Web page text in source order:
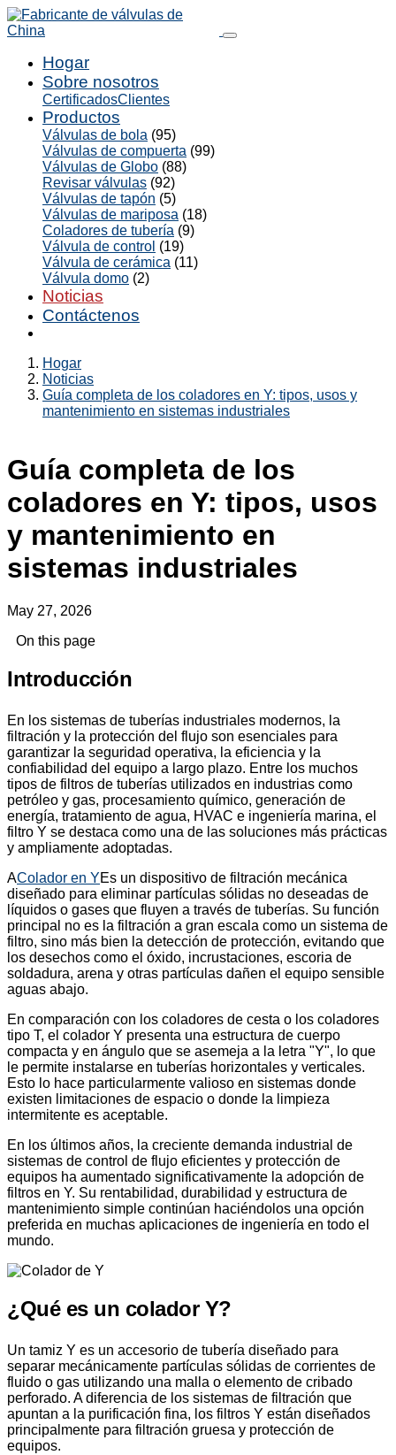
Hogar
Sobre nosotros
CertificadosClientes
Productos
Válvulas de bola (95)
Válvulas de compuerta (99)
Válvulas de Globo (88)
Revisar válvulas (92)
Válvulas de tapón (5)
Válvulas de mariposa (18)
Coladores de tubería (9)
Válvula de control (19)
Válvula de cerámica (11)
Válvula domo (2)
Noticias
Contáctenos
Hogar
Noticias
Guía completa de los coladores en Y: tipos, usos y
mantenimiento en sistemas industriales
Guía completa de los
coladores en Y: tipos, usos
y mantenimiento en
sistemas industriales
May 27, 2026
On this page
Introducción
En los sistemas de tuberías industriales modernos, la
filtración y la protección del flujo son esenciales para
garantizar la seguridad operativa, la eficiencia y la
confiabilidad del equipo a largo plazo. Entre los muchos
tipos de filtros de tuberías utilizados en industrias como
petróleo y gas, procesamiento químico, generación de
energía, tratamiento de agua, HVAC e ingeniería marina, el
filtro Y se destaca como una de las soluciones más prácticas
y ampliamente adoptadas.
AColador en YEs un dispositivo de filtración mecánica
diseñado para eliminar partículas sólidas no deseadas de
líquidos o gases que fluyen a través de tuberías. Su función
principal no es la filtración a gran escala como un sistema de
filtro, sino más bien la detección de protección, evitando que
los desechos como el óxido, incrustaciones, escoria de
soldadura, arena y otras partículas dañen el equipo sensible
aguas abajo.
En comparación con los coladores de cesta o los coladores
tipo T, el colador Y presenta una estructura de cuerpo
compacta y en ángulo que se asemeja a la letra "Y", lo que
le permite instalarse en tuberías horizontales y verticales.
Esto lo hace particularmente valioso en sistemas donde
existen limitaciones de espacio o donde la limpieza
intermitente es aceptable.
En los últimos años, la creciente demanda industrial de
sistemas de control de flujo eficientes y protección de
equipos ha aumentado significativamente la adopción de
filtros en Y. Su rentabilidad, durabilidad y estructura de
mantenimiento simple continúan haciéndolos una opción
preferida en muchas aplicaciones de ingeniería en todo el
mundo.
¿Qué es un colador Y?
Un tamiz Y es un accesorio de tubería diseñado para
separar mecánicamente partículas sólidas de corrientes de
fluido o gas utilizando una malla o elemento de cribado
perforado. A diferencia de los sistemas de filtración que
apuntan a la purificación fina, los filtros Y están diseñados
principalmente para filtración gruesa y protección de
equipos.